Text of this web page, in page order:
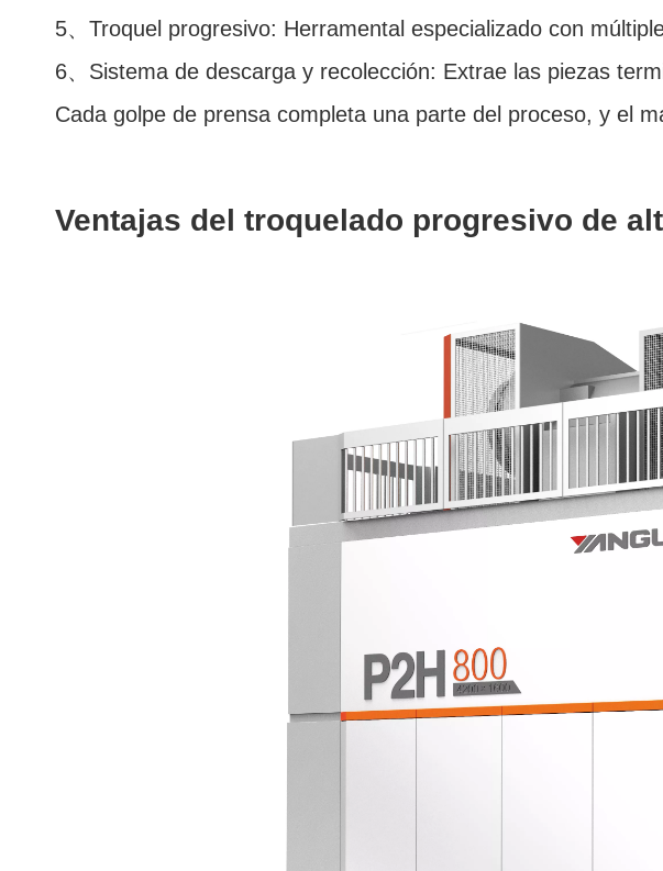
5、Troquel progresivo: Herramental especializado con
6、Sistema de descarga y recolección: Extrae las piezas
Cada golpe de prensa completa una parte del proceso, y el
Ventajas del troquelado progresivo de